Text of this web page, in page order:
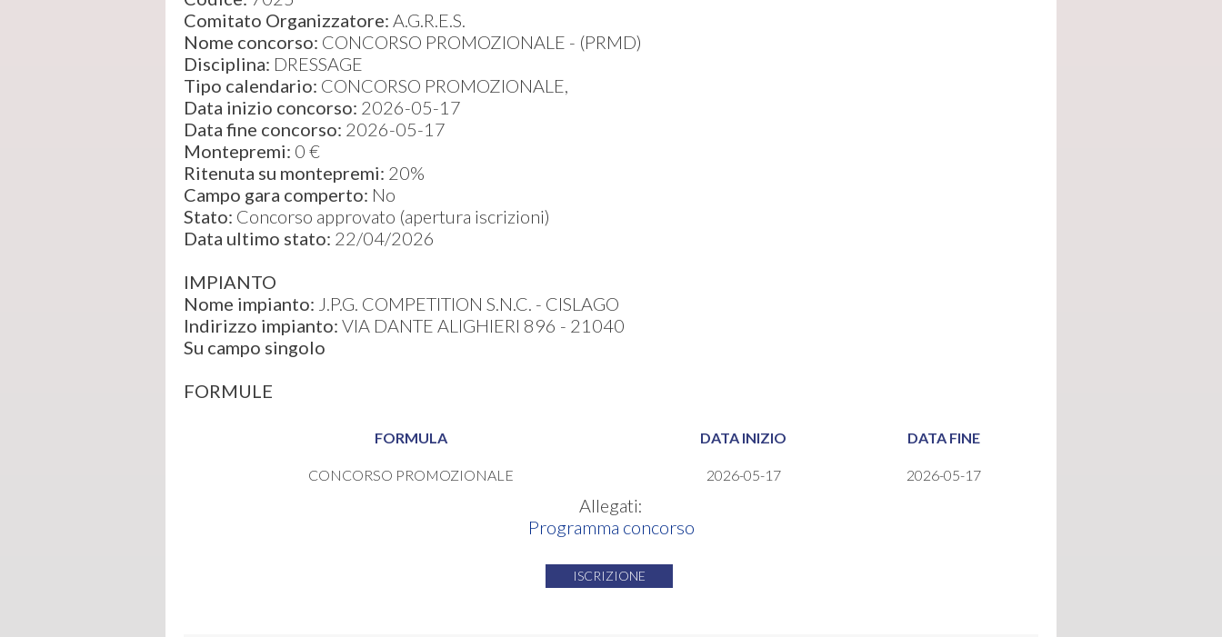
Comitato Organizzatore: A.G.R.E.S.
Nome concorso: CONCORSO PROMOZIONALE - (PRMD)
Disciplina: DRESSAGE
Tipo calendario: CONCORSO PROMOZIONALE,
Data inizio concorso: 2026-05-17
Data fine concorso: 2026-05-17
Montepremi: 0 €
Ritenuta su montepremi: 20%
Campo gara comperto: No
Stato: Concorso approvato (apertura iscrizioni)
Data ultimo stato: 22/04/2026
IMPIANTO
Nome impianto: J.P.G. COMPETITION S.N.C. - CISLAGO
Indirizzo impianto: VIA DANTE ALIGHIERI 896 - 21040
Su campo singolo
FORMULE
FORMULA DATA INIZIO DATA FINE
CONCORSO PROMOZIONALE 2026-05-17 2026-05-17
Allegati:
Programma concorso
ISCRIZIONE